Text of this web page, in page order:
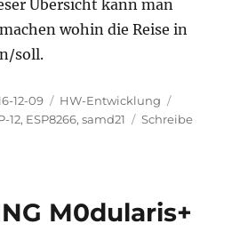
Übersicht kann man
wohin die Reise in
soll.
12-09 Kategorien
HW-Entwicklung
12, ESP8266,samd21
Schreibe
M0dularis+